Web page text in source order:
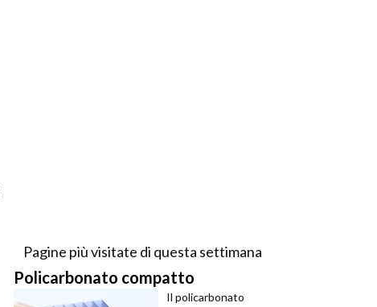
Pagine più visitate di questa settimana
Policarbonato compatto
Il policarbonato